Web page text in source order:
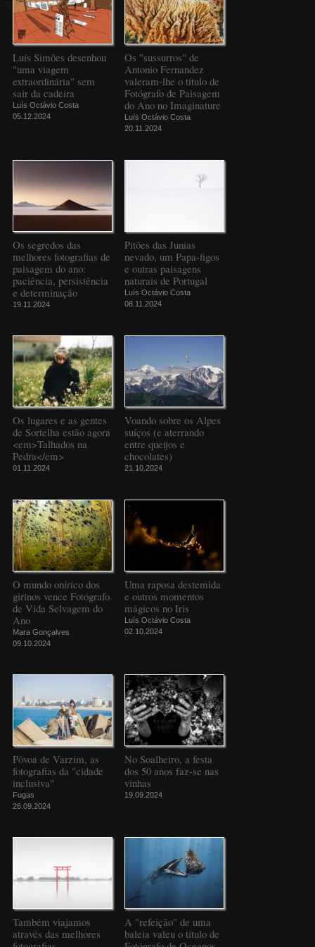
Luís Simões desenhou
"uma viagem
extraordinária" sem
sair da cadeira
Luís Octávio Costa
05.12.2024
Os "sussurros" de
Antonio Fernandez
valeram-lhe o título de
Fotógrafo de Paisagem
do Ano no Imaginature
Luís Octávio Costa
20.11.2024
Os segredos das
melhores fotografias de
paisagem do ano:
paciência, persistência
e determinação
19.11.2024
Pitões das Junias
nevado, um Papa-figos
e outras paisagens
naturais de Portugal
Luís Octávio Costa
08.11.2024
Os lugares e as gentes
de Sortelha estão agora
<em>Talhados na
Pedra</em>
01.11.2024
Voando sobre os Alpes
suíços (e aterrando
entre queijos e
chocolates)
21.10.2024
O mundo onírico dos
girinos vence Fotógrafo
de Vida Selvagem do
Ano
Mara Gonçalves
09.10.2024
Uma raposa destemida
e outros momentos
mágicos no Iris
Luís Octávio Costa
02.10.2024
Póvoa de Varzim, as
fotografias da "cidade
inclusiva"
Fugas
26.09.2024
No Soalheiro, a festa
dos 50 anos faz-se nas
vinhas
19.09.2024
Também viajamos
através das melhores
A "refeição" de uma
baleia valeu o título de
--%>